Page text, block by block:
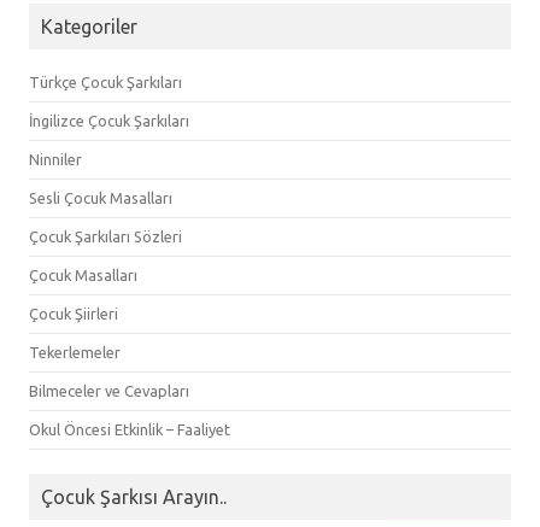
Kategoriler
Türkçe Çocuk Şarkıları
İngilizce Çocuk Şarkıları
Ninniler
Sesli Çocuk Masalları
Çocuk Şarkıları Sözleri
Çocuk Masalları
Çocuk Şiirleri
Tekerlemeler
Bilmeceler ve Cevapları
Okul Öncesi Etkinlik – Faaliyet
Çocuk Şarkısı Arayın..